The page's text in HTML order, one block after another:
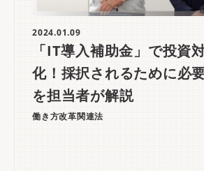
2024.01.09
「IT導入補助金」で投資
化！採択されるために必
を担当者が解説
働き方改革関連法